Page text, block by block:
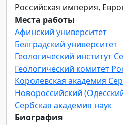
Российская империя,
Места работы
Афинский университет
Белградский университет
Геологический институт
Геологический комитет
Королевская академия
Новороссийский
Сербская академия наук
Биография